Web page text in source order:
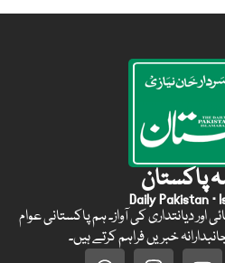
پاکستان
Daily Pakistan ·
سال سے سچائی اور دیانتداری کی آواز۔ ہم پاکستانی عوام
خبریں فراہم کرتے ہیں۔